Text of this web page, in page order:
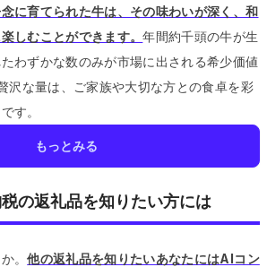
に育てられた牛は、その味わいが深く、和
しむことができます。年間約千頭の牛が生
わずかな数のみが市場に出される希少価値
沢な量は、ご家族や大切な方との食卓を彩
す。
もっとみる
の返礼品を知りたい方には
。他の返礼品を知りたいあなたにはAIコン